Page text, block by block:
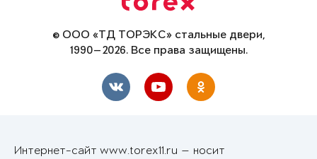
© ООО «ТД ТОРЭКС» стальные двери,
1990—2026. Все права защищены.
Интернет-сайт www.torex11.ru — носит